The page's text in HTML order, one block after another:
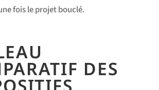
fois le projet bouclé.
DES